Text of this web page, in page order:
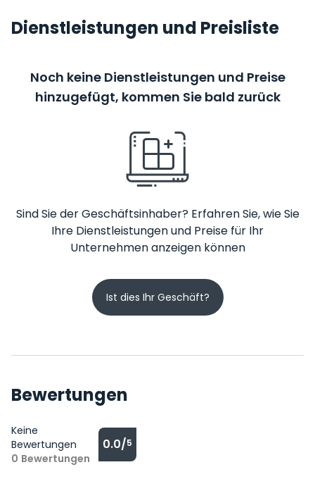
Dienstleistungen und Preisliste
Noch keine Dienstleistungen und Preise
hinzugefügt, kommen Sie bald zurück
Sind Sie der Geschäftsinhaber? Erfahren Sie, wie Sie
Ihre Dienstleistungen und Preise für Ihr
Unternehmen anzeigen können
Ist dies Ihr Geschäft?
Bewertungen
Keine
Bewertungen
0 Bewertungen
0.0/5